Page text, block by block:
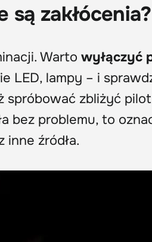
zakłócenia?
Warto wyłączyć
LED, lampy – i
spróbować zbliżyć
bez problemu, to
inne źródła.